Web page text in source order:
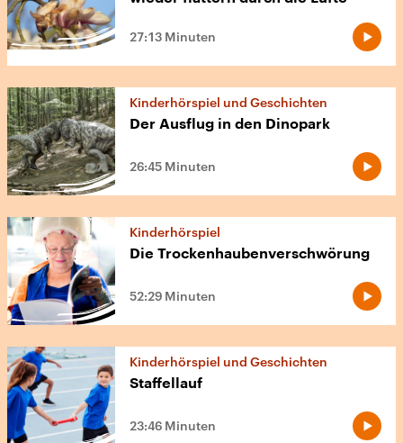
27:13 Minuten
Kinderhörspiel und Geschichten
Der Ausflug in den Dinopark
26:45 Minuten
Kinderhörspiel
Die Trockenhaubenverschwörung
52:29 Minuten
Kinderhörspiel und Geschichten
Staffellauf
23:46 Minuten